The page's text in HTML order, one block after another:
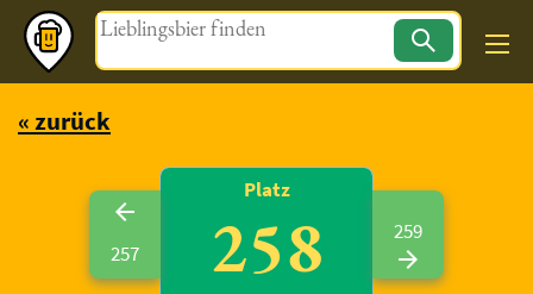
Magazin
« zurück
257
Platz
258 259